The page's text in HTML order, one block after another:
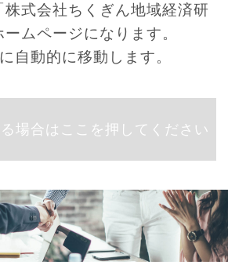
株式会社ちくぎん地域経済研
ムページになります。
自動的に移動します。
場合はここを押してください